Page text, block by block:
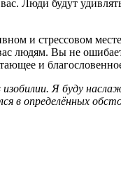
Люди будут
и стрессовом
людям. Вы не
и
изобилии. Я буду
в определённых